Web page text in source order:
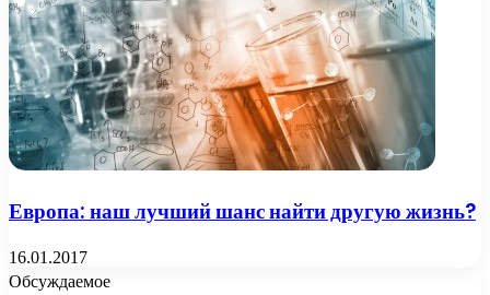
Европа: наш лучший шанс найти другую жизнь?
16.01.2017
Обсуждаемое